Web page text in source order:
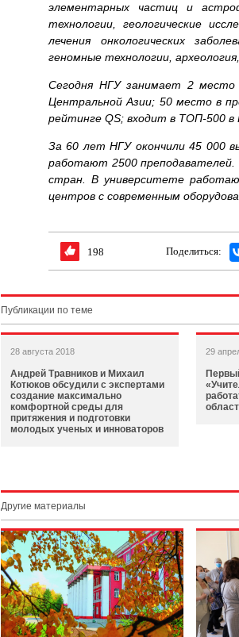
элементарных частиц и
технологии, геологические
лечения онкологических
геномные технологии,
Сегодня НГУ занимает 2 место
Центральной Азии; 50 место в
рейтинге QS; входит в ТОП-500 в
За 60 лет НГУ окончили 45 000
работают 2500 преподавателей.
стран. В университете
центров с современным
198 Поделиться:
Публикации по теме
28 августа 2018
Андрей Травников и Михаил
Котюков обсудили с экспертами
создание максимально
комфортной среды для
притяжения и подготовки
молодых ученых и инноваторов
29
Другие материалы